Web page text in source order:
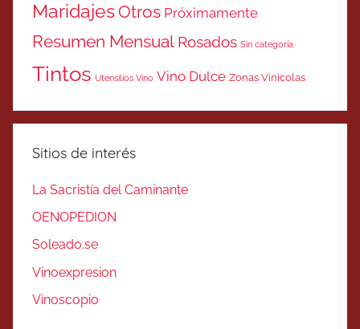
MaridajesOtros Próximamente
Resumen Mensual Rosados Sin categoría
Tintos Utensilios Vino Vino Dulce Zonas Vinicolas
Sitios de interés
La Sacristía del Caminante
OENOPEDION
Soleado.se
Vinoexpresion
Vinoscopio